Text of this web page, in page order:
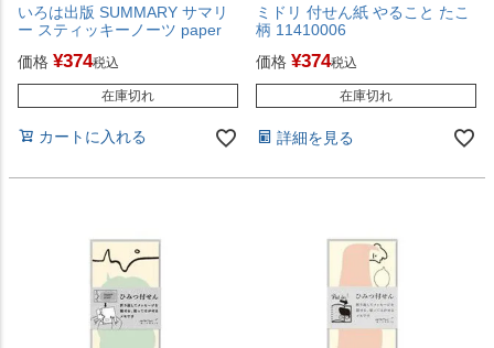
いろは出版 SUMMARY サマリ
ー スティッキーノーツ paper
価格 ¥374税込
在庫切れ
カートに入れる
ミドリ 付せん紙 やること たこ
柄 11410006
価格 ¥374税込
在庫切れ
詳細を見る